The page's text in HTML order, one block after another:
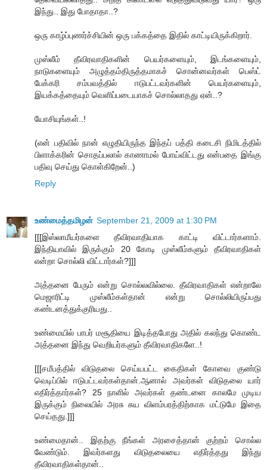
இந்து.. இது போதாதா..?
ஒரு காழ்ப்புணர்ச்சியின் ஒரு பக்கத்தை இதில் காட்டியிருக்கிறார்.
முஸ்லீம் தீவிரவாதிகளின் பெயர்களையும், இடங்களையும்,
நாடுகளையும் அழுத்தம்திருத்தமாகச் சொன்னவர்கள் பெஸ்ட்
பேக்கரி சம்பவத்தில் ஈடுபட்டவர்களின் பெயர்களையும்,
இயக்கத்தையும் வெளிப்படையாகச் சொல்லாதது ஏன்..?
யோசியுங்கள்..!
(என் பதிவில் நான் எழுதியிருந்த இந்தப் பத்தி கடைசி நிமிடத்தில்
பிளாக்கரின் சொதப்பலால் காணாமல் போய்விட்டது என்பதை இங்கு
பதிவு செய்து கொள்கிறேன்..)
Reply
உண்மைத்தமிழன் September 21, 2009 at 1:30 PM
[[[இஸ்லாமீயர்களை தீவிரவாதியாக காட்டி விட்டார்களாம்.
இந்தியாவில் இருக்கும் 20 கோடி முஸ்லீம்களும் தீவிரவாதிகள்
என்றா சொல்லி விட்டார்கள்?]]]
அத்தனை பேரும் என்று சொல்லவில்லை. தீவிரவாதிகள் என்றாலே
மெஜாரிட்டி முஸ்லீம்கள்தான் என்று சொல்லியிருப்பது
கண்டனத்துக்குரியது..
உண்மையில் பாபர் மசூதியை இடித்தபோது அதில் கலந்து கொண்ட
அத்தனை இந்து வெறியர்களும் தீவிரவாதிகளே..!
[[[சமீபத்தில் விடுதலை செய்யபட்ட கைதிகள் கோவை குண்டு
வெடிப்பில் ஈடுபட்டவர்கள்தான்.ஆனால் அவர்கள் விடுதலை யார்
எதிர்த்தார்கள்? 25 நாளில் அவர்கள் தண்டனை காலமே முடிய
இருக்கும் நிலையில் அரசு சுய விளம்பரத்திற்காக மட்டுமே இதை
செய்தது.]]]
உண்மைதான்.. இதற்கு நீங்கள் அரசைத்தான் குற்றம் சொல்ல
வேண்டும். இவர்களது விடுதலையை எதிர்த்தது இந்து
தீவிரவாதிகள்தான்..